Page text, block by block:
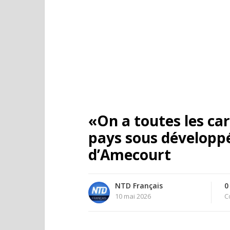
«On a toutes les
pays sous
d’Amecourt
NTD Français
10 mai 2026
0